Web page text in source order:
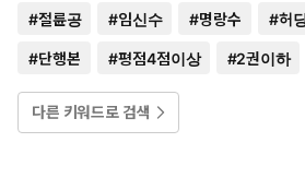
#절륜공 #임신수 #명랑수 #허
#단행본 #평점4점이상 #2권이하
다른 키워드로 검색